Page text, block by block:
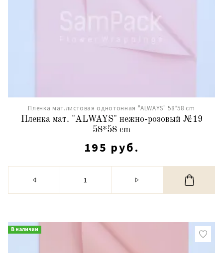
Пленка мат.листовая однотонная "ALWAYS" 58*58 cm
Пленка мат. "ALWAYS" нежно-розовый №19
58*58 cm
195 руб.
В наличии